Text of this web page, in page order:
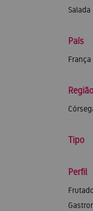
Salada
País
França
Tipo
Perfil